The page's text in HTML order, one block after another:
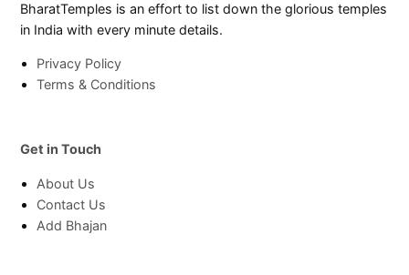
BharatTemples is an effort to list down the glorious temples
in India with every minute details.
Privacy Policy
Terms & Conditions
Get in Touch
About Us
Contact Us
Add Bhajan